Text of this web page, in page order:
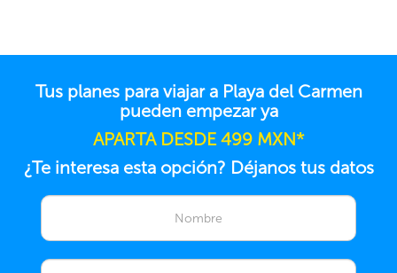
Tus planes para viajar a Playa del Carmen
pueden empezar ya
APARTA DESDE 499 MXN*
¿Te interesa esta opción? Déjanos tus datos